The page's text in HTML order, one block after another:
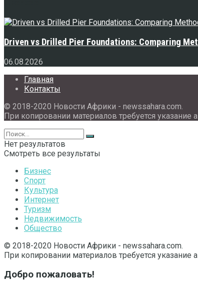
Driven vs Drilled Pier Foundations: Comparing
06.08.2026
Главная
Контакты
© 2018-2020 Новости Африки - newssahara.com.
При копировании материалов требуется указание
Нет результатов
Смотреть все результаты
Бизнес
Спорт
Культура
Интернет
Туризм
Недвижимость
Общество
© 2018-2020 Новости Африки - newssahara.com.
При копировании материалов требуется указание
Добро пожаловать!